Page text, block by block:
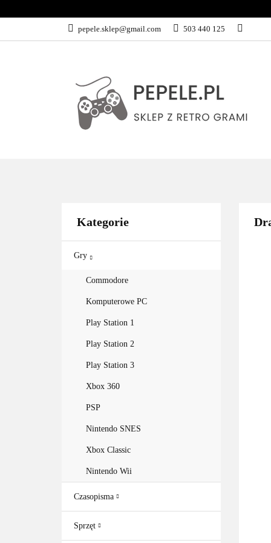
pepele.sklep@gmail.com 503 440 125
GRY
Kategorie
Gry
Commodore
Komputerowe PC
Play Station 1
Play Station 2
Play Station 3
Xbox 360
PSP
Nintendo SNES
Xbox Classic
Nintendo Wii
Czasopisma
Sprzęt